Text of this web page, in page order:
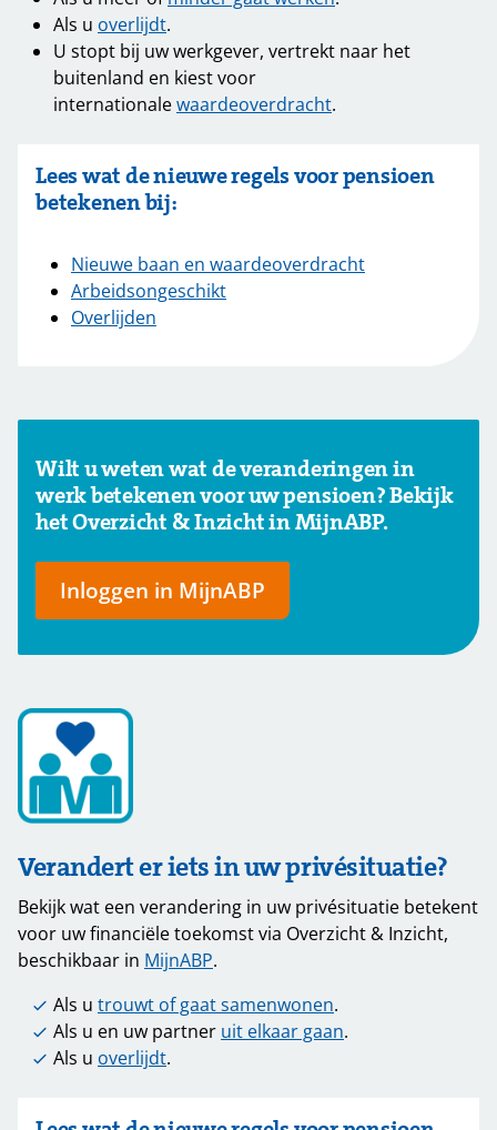
Als u overlijdt.
U stopt bij uw werkgever, vertrekt naar het
buitenland en kiest voor
internationalewaardeoverdracht.
Lees wat de nieuwe regels voor pensioen
betekenen bij:
Nieuwe baan en waardeoverdracht
Arbeidsongeschikt
Overlijden
Wilt u weten wat de veranderingen in
werk betekenen voor uw pensioen? Bekijk
het Overzicht & Inzicht in MijnABP.
Inloggen in MijnABP
Verandert er iets in uw privésituatie?
Bekijk wat een verandering in uw privésituatie betekent
voor uw financiële toekomst via Overzicht & Inzicht,
beschikbaar in MijnABP.
Als u trouwt of gaat samenwonen.
Als u en uw partner uit elkaar gaan.
Als u overlijdt.